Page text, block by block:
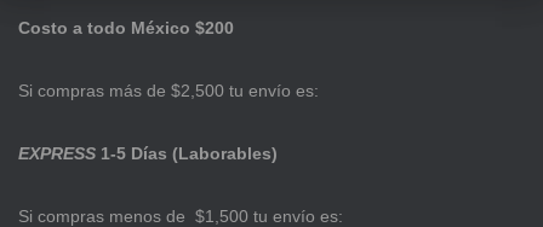
Costo a todo México $200
Si compras más de $2,500 tu envío es:
EXPRESS 1-5 Días (Laborables)
Si compras menos de $1,500 tu envío es: